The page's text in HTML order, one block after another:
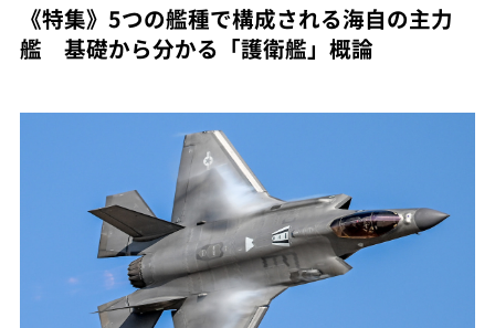
《特集》5つの艦種で構成される海自の主力
艦 基礎から分かる「護衛艦」概論